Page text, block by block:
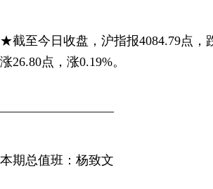
★截至今日收盘，沪指报4084.79点，
涨26.80点，涨0.19%。
—————————
本期总值班：杨致文